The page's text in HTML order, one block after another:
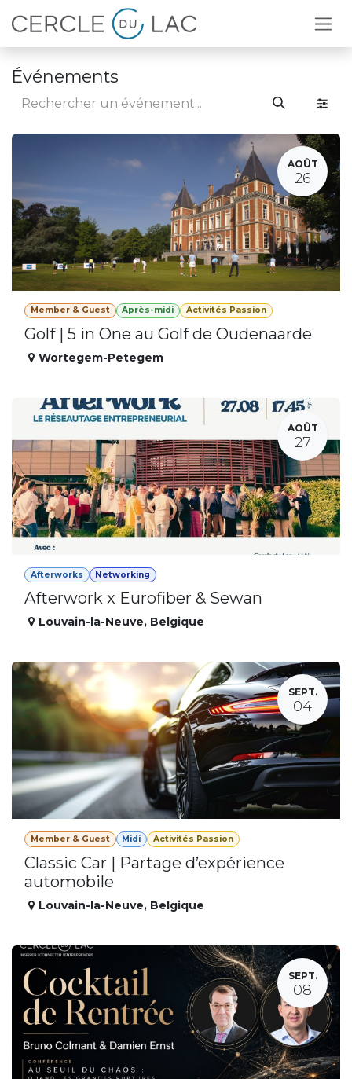
Se rendre au contenu
Événements
AOÛT
26
Member & Guest Après-midi Activités Passion
Golf | 5 in One au Golf de Oudenaarde
Wortegem-Petegem
AOÛT
27
Afterworks Networking
Afterwork x Eurofiber & Sewan
Louvain-la-Neuve, Belgique
SEPT.
04
Member & Guest Midi Activités Passion
Classic Car | Partage d’expérience
automobile
Louvain-la-Neuve, Belgique
SEPT.
08